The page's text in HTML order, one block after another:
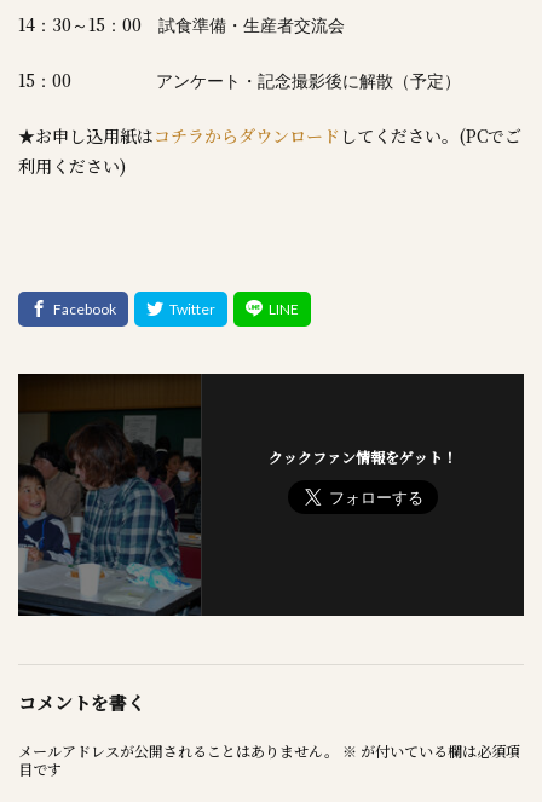
14 ： 30 ～ 15 ： 00 試食準備・生産者交流会
15 ： 00 アンケート・記念撮影後に解散（予定）
★お申し込用紙はコチラからダウンロード してください。(PCでご
利用ください)
クックファン情報をゲット！
コメントを書く
メールアドレスが公開されることはありません。 ※ が付いている欄は必須項
目です